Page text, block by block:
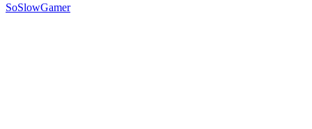
SoSlowGamer